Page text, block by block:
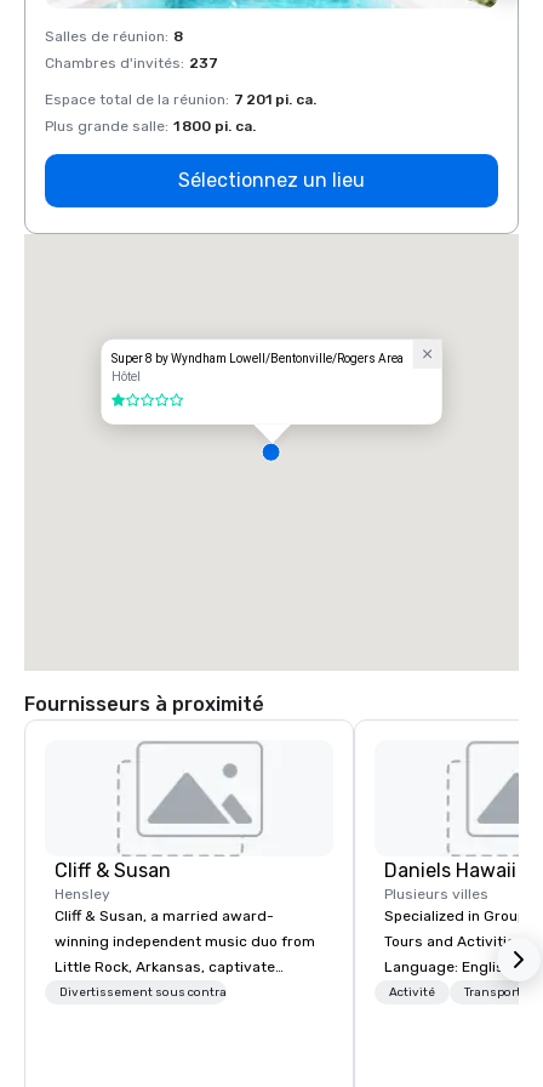
Salles de réunion: 8
Chambres d'invités: 237
Espace total de la réunion: 7 201 pi. ca.
Plus grande salle: 1 800 pi. ca.
Sélectionnez un lieu
Super 8 by Wyndham Lowell/Bentonville/Rogers Area
Hôtel
1 sur 5
Fournisseurs à proximité
Cliff & Susan
Hensley
Cliff & Susan, a married award-
winning independent music duo from
Little Rock, Arkansas, captivate
audiences worldwide with their piano,
Divertissement sous contrat
Daniels Hawaii
Plusieurs villes
Specialized in Group
Tours and Activities on
Language: English,
French, Portuguese. We can handle
Activité Transport